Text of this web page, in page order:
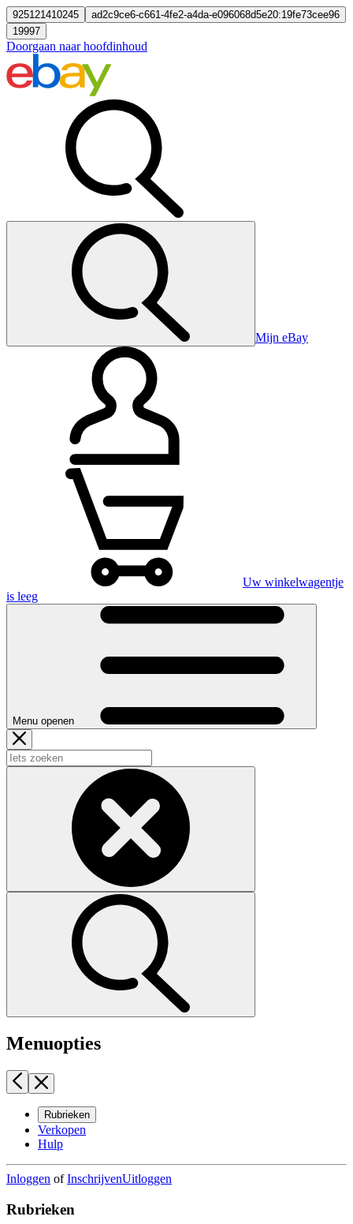
925121410245
ad2c9ce6-c661-4fe2-a4da-e096068d5e20:19fe73cee96
19997
Doorgaan naar hoofdinhoud
Mijn eBay
Uw winkelwagentje
is leeg
Menu openen
Menuopties
Rubrieken
Verkopen
Hulp
Inloggen ofInschrijvenUitloggen
Rubrieken